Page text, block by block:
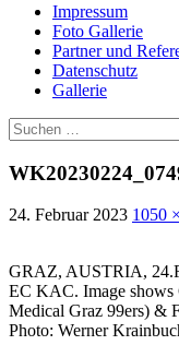
Impressum
Foto Gallerie
Partner und
Datenschutz
Gallerie
Suchen
nach:
24. Februar 2023 1050
GRAZ, AUSTRIA,
EC KAC. Image
Medical Graz 99ers) &
Photo: Werner